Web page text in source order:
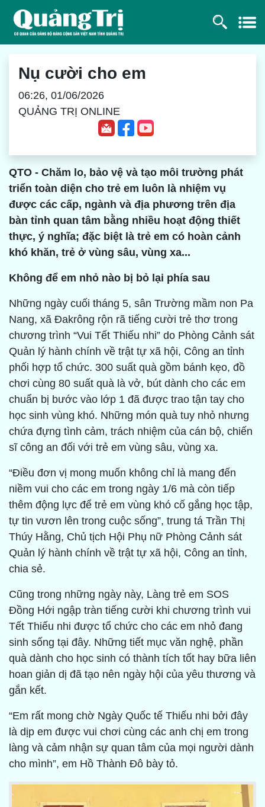
Nụ cười cho em
06:26, 01/06/2026
QUẢNG TRỊ ONLINE
QTO - Chăm lo, bảo vệ và tạo môi trường phát
triển toàn diện cho trẻ em luôn là nhiệm vụ
được các cấp, ngành và địa phương trên địa
bàn tỉnh quan tâm bằng nhiều hoạt động thiết
thực, ý nghĩa; đặc biệt là trẻ em có hoàn cảnh
khó khăn, trẻ ở vùng sâu, vùng xa...
Không để em nhỏ nào bị bỏ lại phía sau
Những ngày cuối tháng 5, sân Trường mầm non Pa
Nang, xã Đakrông rộn rã tiếng cười trẻ thơ trong
chương trình “Vui Tết Thiếu nhi” do Phòng Cảnh sát
Quản lý hành chính về trật tự xã hội, Công an tỉnh
phối hợp tổ chức. 300 suất quà gồm bánh kẹo, đồ
chơi cùng 80 suất quà là vở, bút dành cho các em
chuẩn bị bước vào lớp 1 đã được trao tận tay cho
học sinh vùng khó. Những món quà tuy nhỏ nhưng
chứa đựng tình cảm, trách nhiệm của cán bộ, chiến
sĩ công an đối với trẻ em vùng sâu, vùng xa.
“Điều đơn vị mong muốn không chỉ là mang đến
niềm vui cho các em trong ngày 1/6 mà còn tiếp
thêm động lực để trẻ em vùng khó cố gắng học tập,
tự tin vươn lên trong cuộc sống”, trung tá Trần Thị
Thúy Hằng, Chủ tịch Hội Phụ nữ Phòng Cảnh sát
Quản lý hành chính về trật tự xã hội, Công an tỉnh,
chia sẻ.
Cũng trong những ngày này, Làng trẻ em SOS
Đồng Hới ngập tràn tiếng cười khi chương trình vui
Tết Thiếu nhi được tổ chức cho các em nhỏ đang
sinh sống tại đây. Những tiết mục văn nghệ, phần
quà dành cho học sinh có thành tích tốt hay bữa liên
hoan giản dị đã tạo nên ngày hội của yêu thương và
gắn kết.
“Em rất mong chờ Ngày Quốc tế Thiếu nhi bởi đây
là dịp em được vui chơi cùng các anh chị em trong
làng và cảm nhận sự quan tâm của mọi người dành
cho mình”, em Hồ Thành Đô bày tỏ.